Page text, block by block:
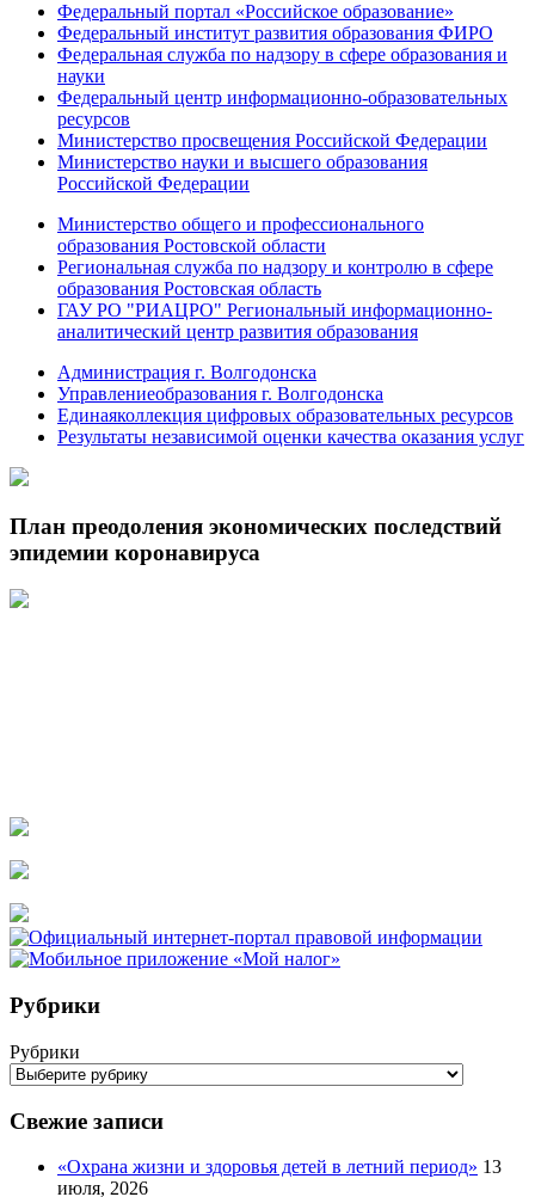
Федеральный портал «Российское образование»
Федеральный институт развития образования ФИРО
Федеральная служба по надзору в сфере образования и
науки
Федеральный центр информационно-образовательных
ресурсов
Министерство просвещения Российской Федерации
Министерство науки и высшего образования
Российской Федерации
Министерство общего и профессионального
образования Ростовской области
Региональная служба по надзору и контролю в сфере
образования Ростовская область
ГАУ РО "РИАЦРО" Региональный информационно-
аналитический центр развития образования
Администрация г. Волгодонска
Управлениеобразования г. Волгодонска
Единаяколлекция цифровых образовательных ресурсов
Результаты независимой оценки качества оказания услуг
План преодоления экономических последствий
эпидемии коронавируса
Рубрики
Рубрики
Свежие записи
«Охрана жизни и здоровья детей в летний период» 13
июля, 2026